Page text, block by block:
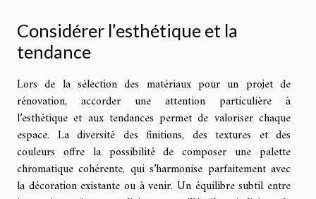
Considérer l’esthétique et la
tendance
Lors de la sélection des matériaux pour un projet de
rénovation, accorder une attention particulière à
l’esthétique et aux tendances permet de valoriser chaque
espace. La diversité des finitions, des textures et des
couleurs offre la possibilité de composer une palette
chromatique cohérente, qui s’harmonise parfaitement avec
la décoration existante ou à venir. Un équilibre subtil entre